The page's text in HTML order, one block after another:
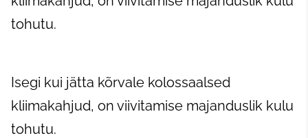
tohutu.
Isegi kui jätta kõrvale kolossaalsed
kliimakahjud, on viivitamise majanduslik kulu
tohutu.